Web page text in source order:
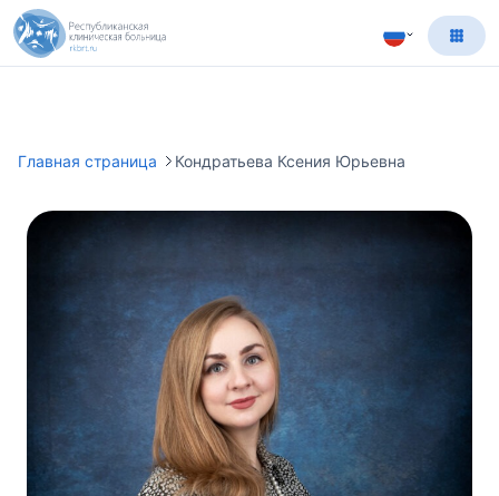
Главная страница Кондратьева Ксения Юрьевна